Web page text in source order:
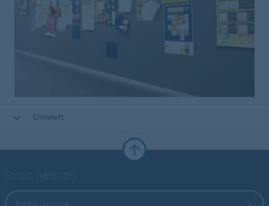
Umwelt